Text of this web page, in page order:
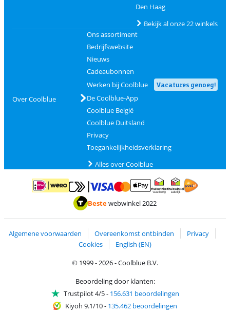
Den Haag
Bekijk al onze 22 winkels
Over Coolblue
Ons assortiment
Bedrijfswebsite
Nieuws
Cadeaubonnen
Werken bij Coolblue
Vacatures genoeg!
De Coolblue-App
Coolblue België
Coolblue Duitsland
Privacy
Toegankelijkheidsverklaring
Alles over Coolblue
Betalen met iDEAL | WeroBetalen met MasterCard en Visa via ClickToPay
Betalen met ApplePay
Thuiswinkel waarborg
Bestewebwinkel 2022
Algemene voorwaarden Overeenkomst ontbinden
Privacy
Cookies
English (EN)
© 1999 - 2026 - Coolblue B.V.
Beoordeling door klanten:
Trustpilot 4/5- 156.631 beoordelingen
Kiyoh 9.1/10- 135.462 beoordelingen